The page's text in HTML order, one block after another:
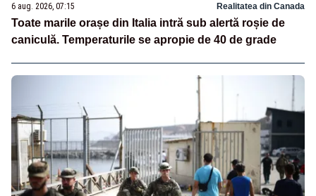
6 aug. 2026, 07:15 Realitatea din Canada
Toate marile orașe din Italia intră sub alertă roșie de
caniculă. Temperaturile se apropie de 40 de grade